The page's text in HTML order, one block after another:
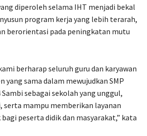
diperoleh selama IHT menjadi bekal
program kerja yang lebih terarah,
berorientasi pada peningkatan mutu
berharap seluruh guru dan karyawan
sama dalam mewujudkan SMP
Sambi sebagai sekolah yang unggul,
serta mampu memberikan layanan
peserta didik dan masyarakat,” kata